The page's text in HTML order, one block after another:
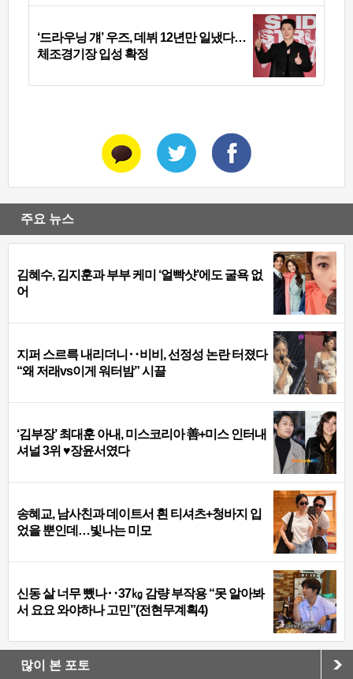
‘드라우닝 걔’ 우즈, 데뷔 12년만 일냈다…
체조경기장 입성 확정
주요 뉴스
김혜수, 김지훈과 부부 케미 ‘얼빡샷’에도 굴욕 없
어
지퍼 스르륵 내리더니‥비비, 선정성 논란 터졌다
“왜 저래vs이게 워터밤” 시끌
‘김부장’ 최대훈 아내, 미스코리아 善+미스 인터내
셔널 3위 ♥장윤서였다
송혜교, 남사친과 데이트서 흰 티셔츠+청바지 입
었을 뿐인데…빛나는 미모
신동 살 너무 뺐나‥37㎏ 감량 부작용 “못 알아봐
서 요요 와야하나 고민”(전현무계획4)
많이 본 포토